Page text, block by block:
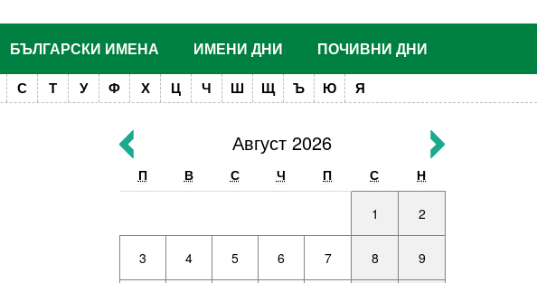
БЪЛГАРСКИ ИМЕНА ИМЕНИ ДНИ ПОЧИВНИ ДНИ
С Т У Ф Х Ц Ч Ш Щ Ъ Ю Я
Август 2026
П В С Ч П С Н
1 2
3 4 5 6 7 8 9